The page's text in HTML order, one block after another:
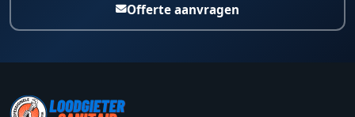
Offerte aanvragen